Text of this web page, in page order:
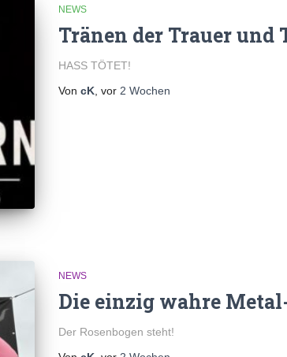
NEWS
Tränen der Trauer und
HASS TÖTET!
Von cK, vor 2 Wochen
NEWS
Die einzig wahre
Der Rosenbogen steht!